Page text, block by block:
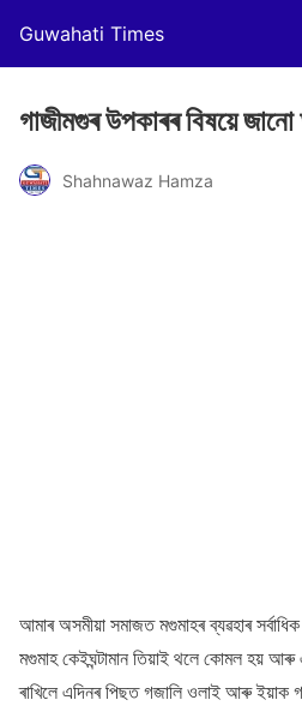
Guwahati Times
গাজীমগুৰ উপকাৰৰ বিষয়ে
Shahnawaz Hamza
আমাৰ অসমীয়া সমাজত মগুমাহৰ ব্যৱহাৰ
মগুমাহ কেইঘন্টামান তিয়াই থলে কোমল হয়
ৰাখিলে এদিনৰ পিছত গজালি ওলাই আৰু ইয়াক